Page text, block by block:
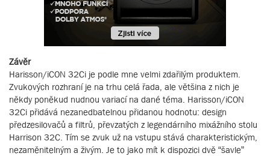
Závěr
Harisson/iCON 32Ci je podle mne velmi zdařilým produktem.
Zvukových rozhraní je na trhu celá řada, ale většina z nich je
někdy poněkud nudnou variací na dané téma. Harisson/iCON
32Ci přidává nezanedbatelnou přidanou hodnotu: design
předzesilovačů a filtrů, převzatých z legendárního mixážního stolu
Harrison 32C. Tím se zvuk už na vstupu stává charakteristickým,
nezaměnitelným a živým. Je to jako mít k dispozici dvě “šavle”